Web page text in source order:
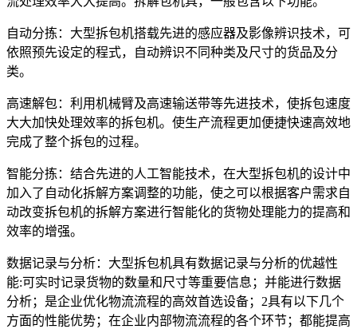
自动分拣：大型拆包机搭载先进的感应器及影像辨识技术，可
依照预先设定的程式，自动辨识不同种类及尺寸的货品及分
类。
高速解包：利用机械臂及高速输送带等先进技术，使拆包速度
大大加快处理效率的拆包机。使生产流程更加便捷快速高效地
完成了整个拆包的过程。
智能分拣：结合先进的人工智能技术，在大型拆包机的设计中
加入了自动化拆解方案调整的功能，使之可以根据客户需求自
动改变拆包机的拆解方案进行智能化的货物处理能力的提高和
效率的增强。
数据记录与分析：大型拆包机具有数据记录与分析的优越性
能:可实时记录货物的数量和尺寸等重要信息；并能进行数据
分析；是企业优化物流流程的高效首选设备；2具有以下几个
方面的性能优势；在企业内部物流流程的各个环节；都能提高